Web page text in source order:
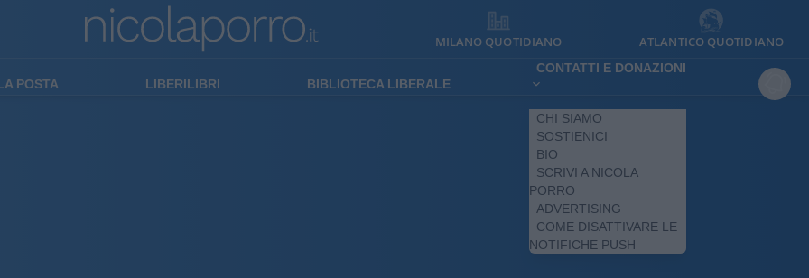
MILANO QUOTIDIANO ATLANTICO QUOTIDIANO
POSTA LIBERILIBRI BIBLIOTECA LIBERALE
CONTATTI E DONAZIONI
CHI SIAMO
SOSTIENICI
BIO
SCRIVI A NICOLA
PORRO
ADVERTISING
COME DISATTIVARE LE
NOTIFICHE PUSH